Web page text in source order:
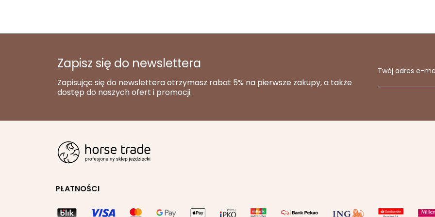
Zapisz się do newslettera
Zapisując się do newslettera otrzymasz rabat 5% na pierwsze zakupy, a także
dostęp do naszych ofert i promocji.
Twój adres e-
PŁATNOŚCI